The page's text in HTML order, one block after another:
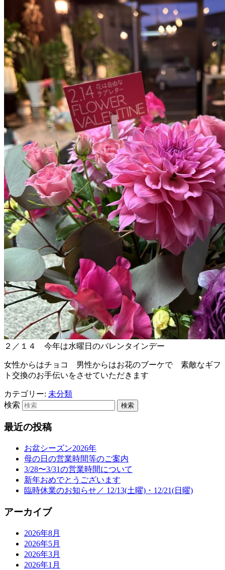
２／１４ 今年は水曜日のバレンタインデー
女性からはチョコ
男性からはお花のブーケで 素敵なギフ
ト交換のお手伝いをさせていただきます
カテゴリー: 未分類
検索
最近の投稿
お盆シーズン2026年
母の日の営業時間等のご案内
3/28〜3/31の営業時間について
新年おめでとうございます
臨時休業のお知らせ／ 12/13(土曜)・12/21(日曜)
アーカイブ
2026年8月
2026年5月
2026年3月
2026年1月